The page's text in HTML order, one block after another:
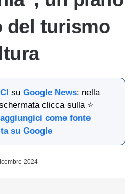
del turismo
suGoogle News: nella
clicca sulla ⭐
aggiungici come fonte
su Google
2024